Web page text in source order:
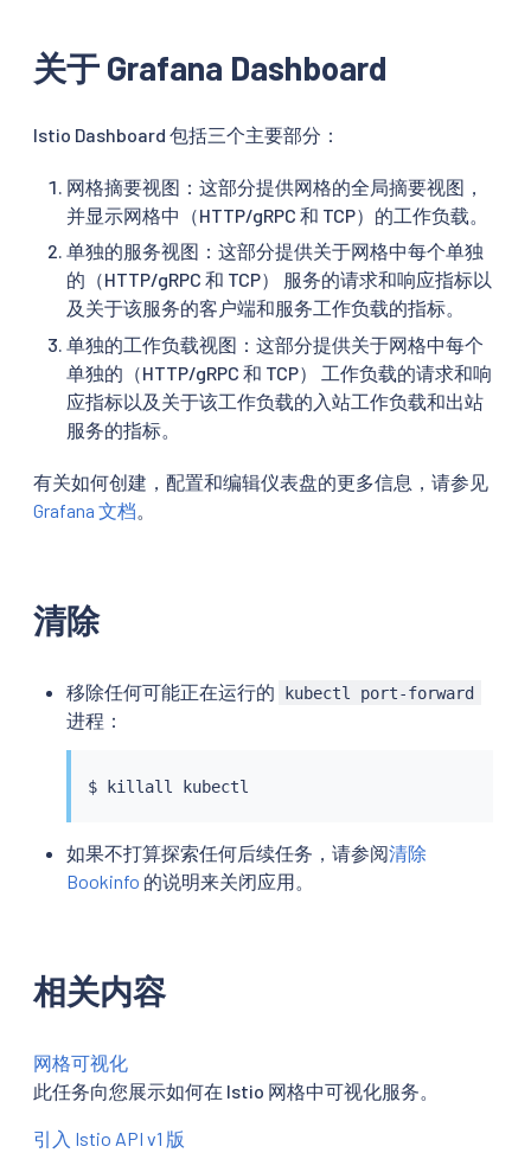
关于 Grafana Dashboard
Istio Dashboard 包括三个主要部分：
网格摘要视图：这部分提供网格的全局摘要视图，
并显示网格中（HTTP/gRPC 和 TCP）的工作负载。
单独的服务视图：这部分提供关于网格中每个单独
的（HTTP/gRPC 和 TCP） 服务的请求和响应指标以
及关于该服务的客户端和服务工作负载的指标。
单独的工作负载视图：这部分提供关于网格中每个
单独的（HTTP/gRPC 和 TCP） 工作负载的请求和响
应指标以及关于该工作负载的入站工作负载和出站
服务的指标。
有关如何创建，配置和编辑仪表盘的更多信息，请参见
Grafana 文档
清除
移除任何可能正在运行的 kubectl port-forward
进程：
$ killall kubectl
如果不打算探索任何后续任务，请参阅清除
Bookinfo 的说明来关闭应用。
相关内容
网格可视化
此任务向您展示如何在 Istio 网格中可视化服务。
引入 Istio API v1 版